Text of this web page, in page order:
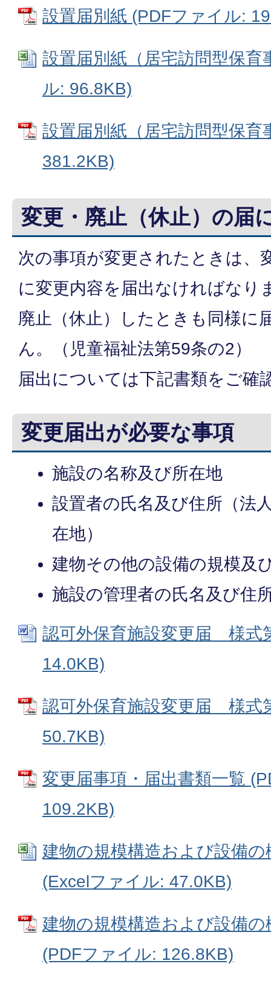
設置届別紙 (PDFファイル:
設置届別紙（居宅訪問型保育
ル: 96.8KB)
設置届別紙（居宅訪問型保
381.2KB)
変更・廃止（休止）の届
次の事項が変更されたときは、
に変更内容を届出なければなり
廃止（休止）したときも同様に
ん。（児童福祉法第59条の2）
届出については下記書類をご確
変更届出が必要な事項
施設の名称及び所在地
設置者の氏名及び住所（法
在地）
建物その他の設備の規模及
施設の管理者の氏名及び住
認可外保育施設変更届 様式
14.0KB)
認可外保育施設変更届 様式
50.7KB)
変更届事項・届出書類一覧
109.2KB)
建物の規模構造および設備
(Excelファイル: 47.0KB)
建物の規模構造および設備
(PDFファイル: 126.8KB)